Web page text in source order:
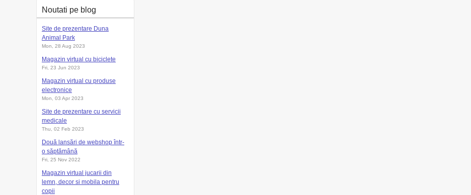
Noutati pe blog
Site de prezentare Duna
Animal Park
Mon, 28 Aug 2023
Magazin virtual cu biciclete
Fri, 23 Jun 2023
Magazin virtual cu produse
electronice
Mon, 03 Apr 2023
Site de prezentare cu servicii
medicale
Thu, 02 Feb 2023
Două lansări de webshop într-
o săptămână
Fri, 25 Nov 2022
Magazin virtual jucarii din
lemn, decor si mobila pentru
copii